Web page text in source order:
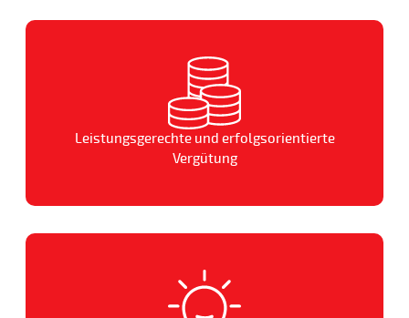
Leistungsgerechte und erfolgsorientierte
Vergütung